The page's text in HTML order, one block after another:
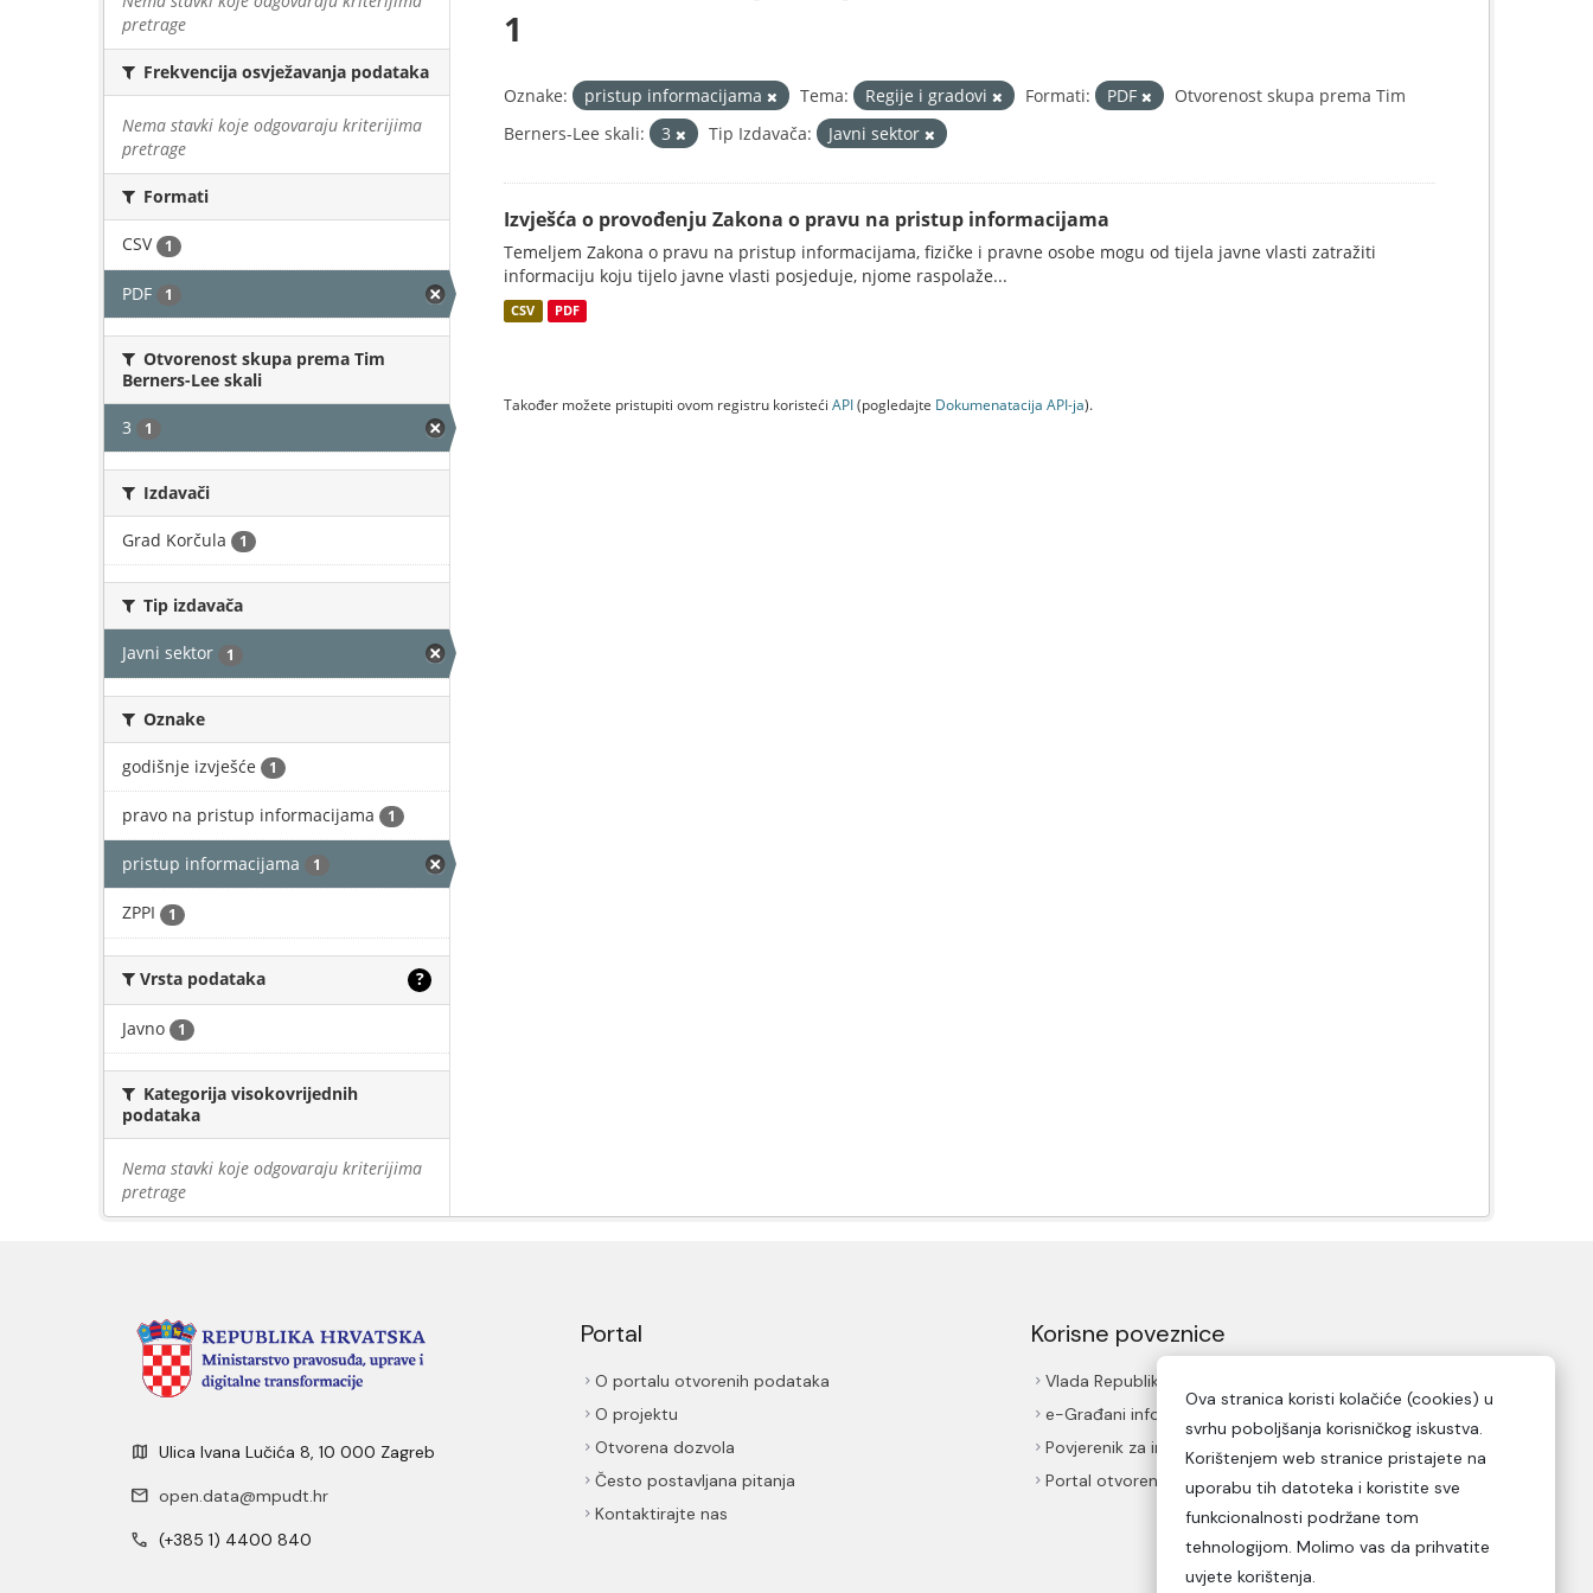
pretrage
Frekvencija osvježavanja podataka
Nema stavki koje odgovaraju kriterijima
pretrage
Formati
CSV 1
PDF 1
Otvorenost skupa prema Tim
Berners-Lee skali
3 1
Izdavači
Grad Korčula 1
Tip izdavača
Javni sektor 1
Oznake
godišnje izvješće 1
pravo na pristup informacijama 1
pristup informacijama 1
ZPPI 1
Vrsta podataka ?
Javno 1
Kategorija visokovrijednih
podataka
Nema stavki koje odgovaraju kriterijima
pretrage
1
Oznake: pristup informacijama Tema: Regije i gradovi Formati: PDF
Otvorenost skupa prema Tim
Berners-Lee skali:
3 Tip Izdavača: Javni sektor
Izvješća o provođenju Zakona o pravu na pristup informacijama
Temeljem Zakona o pravu na pristup informacijama, fizičke i pravne osobe mogu od tijela javne vlasti zatražiti
informaciju koju tijelo javne vlasti posjeduje, njome raspolaže...
CSV PDF
Također možete pristupiti ovom registru koristeći API(pogledajte Dokumenаtаcijа API-jа).